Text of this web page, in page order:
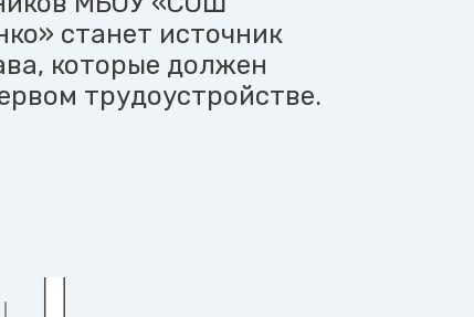
станет источник
которые должен
трудоустройстве.